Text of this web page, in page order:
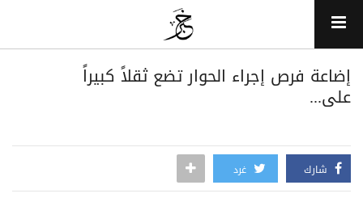
إضاعة فرص إجراء الحوار تضع ثقلاً كبيراً
على...
شارك غرد